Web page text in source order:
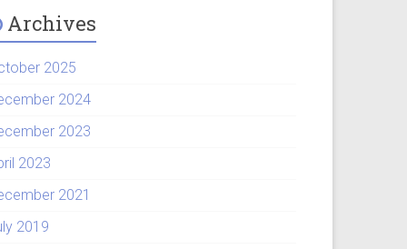
Archives
2025
2024
2023
2023
2021
2019